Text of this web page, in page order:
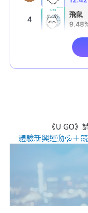
《U GO》
體驗新興運動💦＋